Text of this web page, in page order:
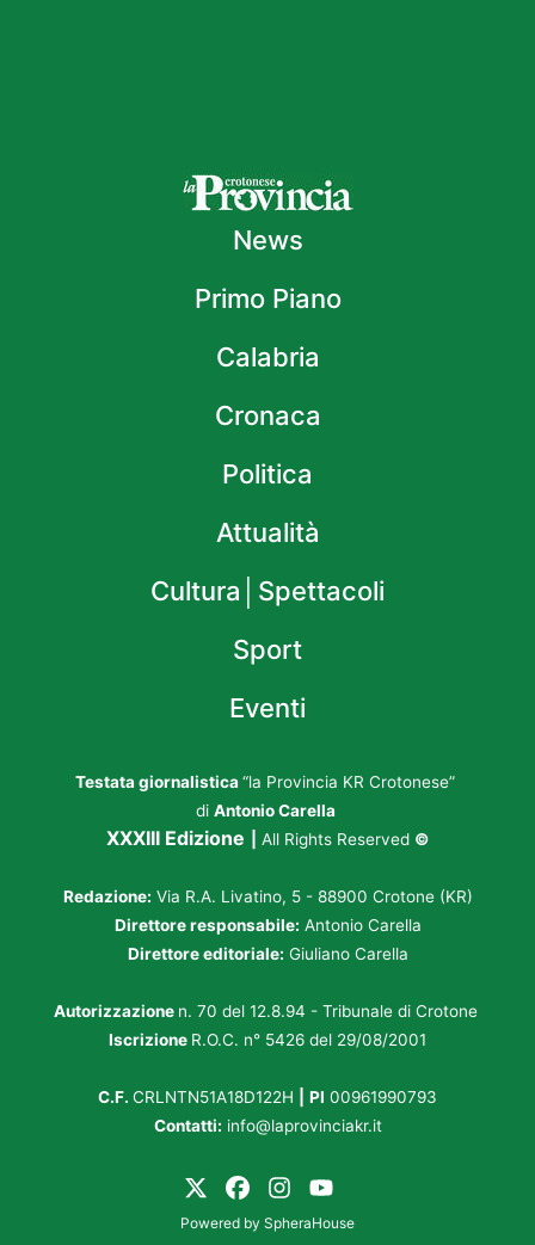
News
Primo Piano
Calabria
Cronaca
Politica
Attualità
Cultura│Spettacoli
Sport
Eventi
Testata giornalistica “la Provincia KR Crotonese”
di Antonio Carella
XXXIII Edizione All Rights Reserved ©
Redazione: Via R.A. Livatino, 5 - 88900 Crotone (KR)
Direttore responsabile: Antonio Carella
Direttore editoriale: Giuliano Carella
Autorizzazione n. 70 del 12.8.94 - Tribunale di Crotone
Iscrizione R.O.C. n° 5426 del 29/08/2001
C.F. CRLNTN51A18D122H PI 00961990793
Contatti: info@laprovinciakr.it
Powered by SpheraHouse